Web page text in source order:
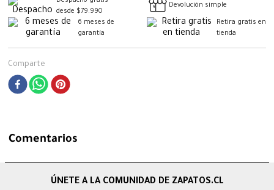
desde $79.990
Devolución simple
6 meses de
garantía
Retira gratis en
tienda
Comparte
Comentarios